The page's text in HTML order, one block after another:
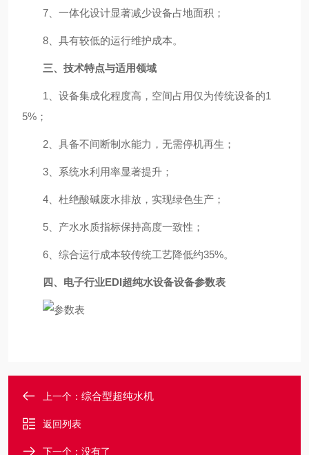
7、一体化设计显著减少设备占地面积；
8、具有较低的运行维护成本。
三、技术特点与适用领域
1、设备集成化程度高，空间占用仅为传统设备的1
5%；
2、具备不间断制水能力，无需停机再生；
3、系统水利用率显著提升；
4、杜绝酸碱废水排放，实现绿色生产；
5、产水水质指标保持高度一致性；
6、综合运行成本较传统工艺降低约35%。
四、电子行业EDI超纯水设备设备参数表
上一个： 综合型超纯水机
返回列表
下一个：没有了